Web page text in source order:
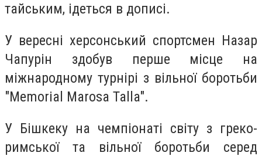
тайським, ідеться в дописі.
У вересні херсонський спортсмен Назар
Чапурін здобув перше місце на
міжнародному турнірі з вільної боротьби
"Memorial Marosa Talla".
У Бішкеку на чемпіонаті світу з греко-
римської та вільної боротьби серед